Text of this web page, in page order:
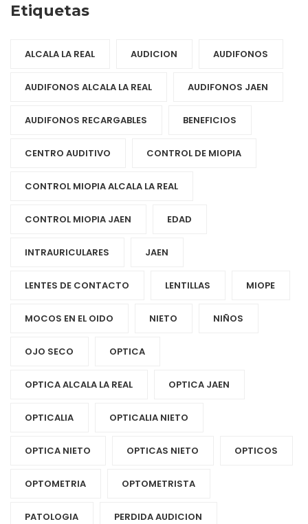
Etiquetas
ALCALA LA REAL AUDICION AUDIFONOS
AUDIFONOS ALCALA LA REAL AUDIFONOS JAEN
AUDIFONOS RECARGABLES BENEFICIOS
CENTRO AUDITIVO CONTROL DE MIOPIA
CONTROL MIOPIA ALCALA LA REAL
CONTROL MIOPIA JAEN EDAD
INTRAURICULARES JAEN
LENTES DE CONTACTO LENTILLAS MIOPE
MOCOS EN EL OIDO NIETO NIÑOS
OJO SECO OPTICA
OPTICA ALCALA LA REAL OPTICA JAEN
OPTICALIA OPTICALIA NIETO
OPTICA NIETO OPTICAS NIETO OPTICOS
OPTOMETRIA OPTOMETRISTA
PATOLOGIA PERDIDA AUDICION